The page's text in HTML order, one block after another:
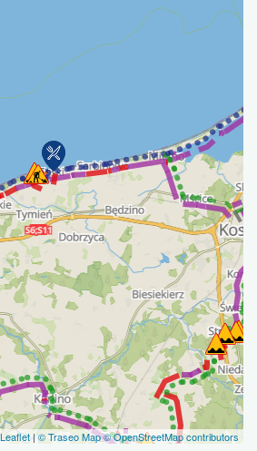
Leaflet |© Traseo Map© OpenStreetMap contributors